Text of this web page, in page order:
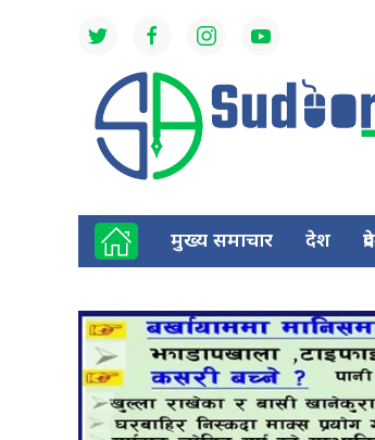
मुख्य समाचार देश